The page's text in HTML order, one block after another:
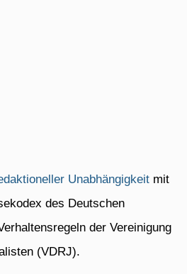
Unabhängigkeit mit
des Deutschen
der Vereinigung
(VDRJ).